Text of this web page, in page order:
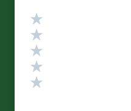
Valutazione